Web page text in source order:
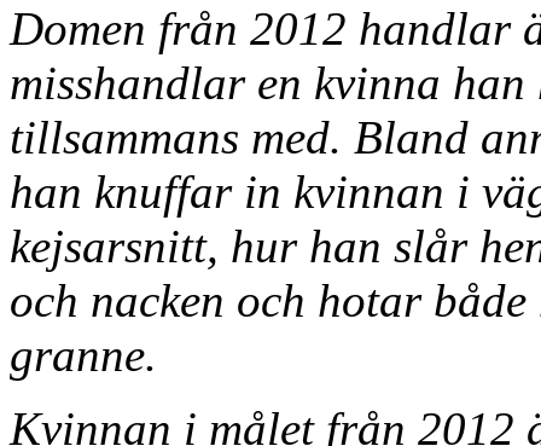
Domen från 2012 handlar
misshandlar en kvinna
tillsammans med. Bland
han knuffar in kvinnan i
kejsarsnitt, hur han slår
och nacken och hotar
granne.
Kvinnan i målet från 2012